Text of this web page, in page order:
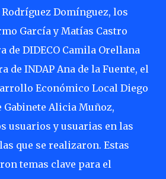
Domínguez, los
García y Matías Castro
de DIDECO Camila Orellana
de INDAP Ana de la Fuente, el
Económico Local Diego
Gabinete Alicia Muñoz,
usuarios y usuarias en las
que se realizaron. Estas
temas clave para el